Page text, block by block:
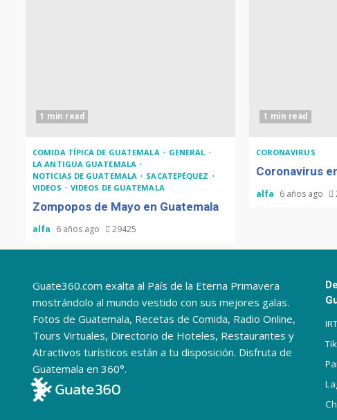
1 min read
COMIDA TÍPICA DE GUATEMALA
GENERAL
LA ANTIGUA GUATEMALA
NOTICIAS DE GUATEMALA
SACATEPÉQUEZ
VIDEOS
VIDEOS DE GUATEMALA
Zompopos de Mayo en Guatemala
alfa 6 años ago 29425
1 min read
CORONAVIRUS
Coronavirus
alfa 6 años ago
Guate360.com exalta al País de la Eterna Primavera
mostrándolo al mundo vestido con sus mejores galas.
Fotos de Guatemala, Recetas de Comida, Radio Online,
Tours Virtuales, Directorio de Hoteles, Restaurantes y
Atractivos turísticos están a tu disposición. Disfruta de
Guatemala en 360°.